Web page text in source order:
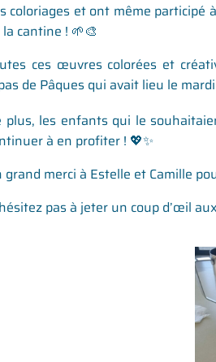
coloriages et ont même participé
la cantine ! 🌱🎨
ces œuvres colorées et
de Pâques qui avait lieu le
plus, les enfants qui le
à en profiter ! 💖✨
grand merci à Estelle et Camille
pas à jeter un coup d’œil